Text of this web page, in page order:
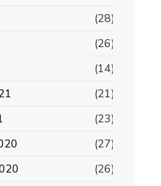
(28)
(26)
(14)
(21)
(23)
(27)
(26)